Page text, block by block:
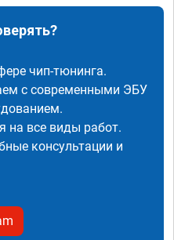
чип-тюнинга.
с современными ЭБУ
на все виды работ.
консультации и